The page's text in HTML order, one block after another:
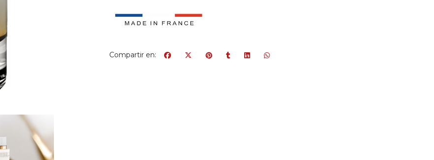
Compartir en: